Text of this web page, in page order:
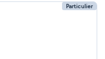
Particulier